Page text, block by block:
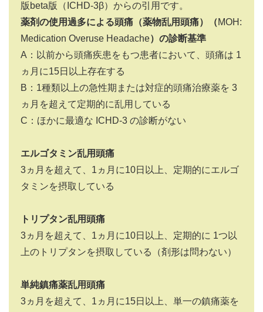
版beta版（ICHD-3β）からの引用です。
薬剤の使用過多による頭痛（薬物乱用頭痛）（MOH:
Medication Overuse Headache）の診断基準
A：以前から頭痛疾患をもつ患者において、頭痛は 1
ヵ月に15日以上存在する
B：1種類以上の急性期または対症的頭痛治療薬を 3
ヵ月を超えて定期的に乱用している
C：ほかに最適な ICHD-3 の診断がない
エルゴタミン乱用頭痛
3ヵ月を超えて、1ヵ月に10日以上、定期的にエルゴ
タミンを摂取している
トリプタン乱用頭痛
3ヵ月を超えて、1ヵ月に10日以上、定期的に 1つ以
上のトリプタンを摂取している（剤形は問わない）
単純鎮痛薬乱用頭痛
3ヵ月を超えて、1ヵ月に15日以上、単一の鎮痛薬を